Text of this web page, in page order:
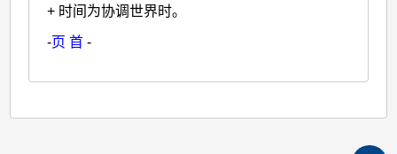
+ 时间为协调世界时。
-页 首 -